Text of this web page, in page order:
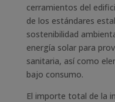
cerramientos del
de los estándares
sostenibilidad
energía solar para
sanitaria, así como
bajo consumo.
El importe total de la